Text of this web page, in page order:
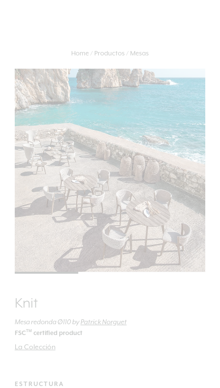
Home Productos Mesas
Knit
Mesa redonda Ø110byPatrick Norguet
FSC TM certified product
La Colección
ESTRUCTURA